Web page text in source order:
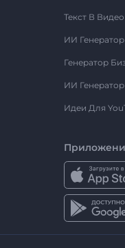
Текст В
ИИ
Генератор
ИИ
Идеи Для